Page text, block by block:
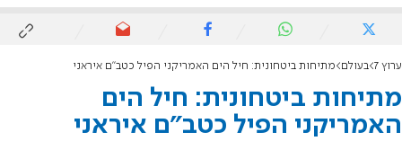
ערוץ 7 בעולם מתיחות ביטחונית: חיל הים האמריקני הפיל כטב"ם איראני
מתיחות ביטחונית: חיל הים
האמריקני הפיל כטב"ם איראני